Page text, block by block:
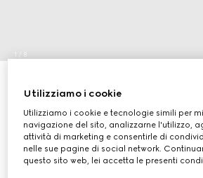
1 / 8
€ 1.850
Variantepelle nera
Utilizziamo i cookie
Utilizziamo i cookie e tecnologie simili per
navigazione del sito, analizzarne l'utilizzo,
attività di marketing e consentirle di
nelle sue pagine di social network.
questo sito web, lei accetta le presenti